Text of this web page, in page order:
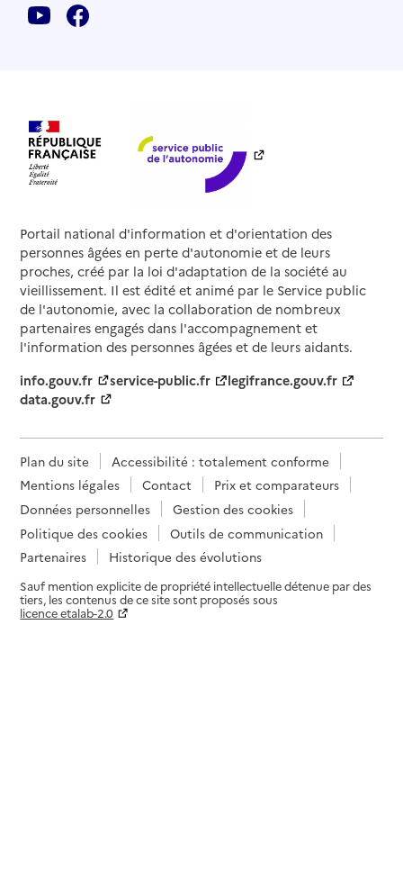
Portail national d'information et d'orientation des
personnes âgées en perte d'autonomie et de leurs
proches, créé par la loi d'adaptation de la société au
vieillissement. Il est édité et animé par le Service public
de l'autonomie, avec la collaboration de nombreux
partenaires engagés dans l'accompagnement et
l'information des personnes âgées et de leurs aidants.
info.gouv.fr
service-public.fr
legifrance.gouv.fr
data.gouv.fr
Plan du site
Accessibilité : totalement conforme
Mentions légales
Contact
Prix et comparateurs
Données personnelles
Gestion des cookies
Politique des cookies
Outils de communication
Partenaires
Historique des évolutions
Sauf mention explicite de propriété intellectuelle détenue par des
tiers, les contenus de ce site sont proposés sous
licence etalab-2.0